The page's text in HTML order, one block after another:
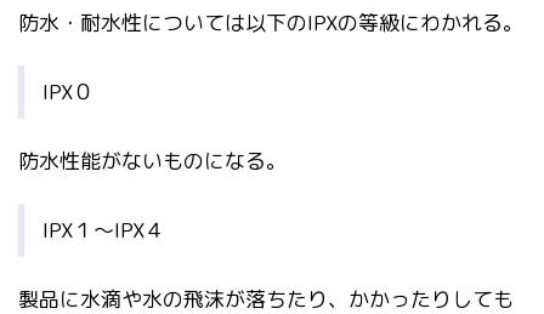
防水・耐水性については以下のIPXの等級にわかれる。
IPX０
防水性能がないものになる。
IPX１～IPX４
製品に水滴や水の飛沫が落ちたり、かかったりしても